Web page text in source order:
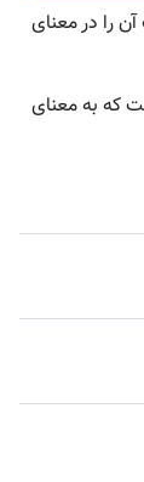
را در معنای
که به معنای